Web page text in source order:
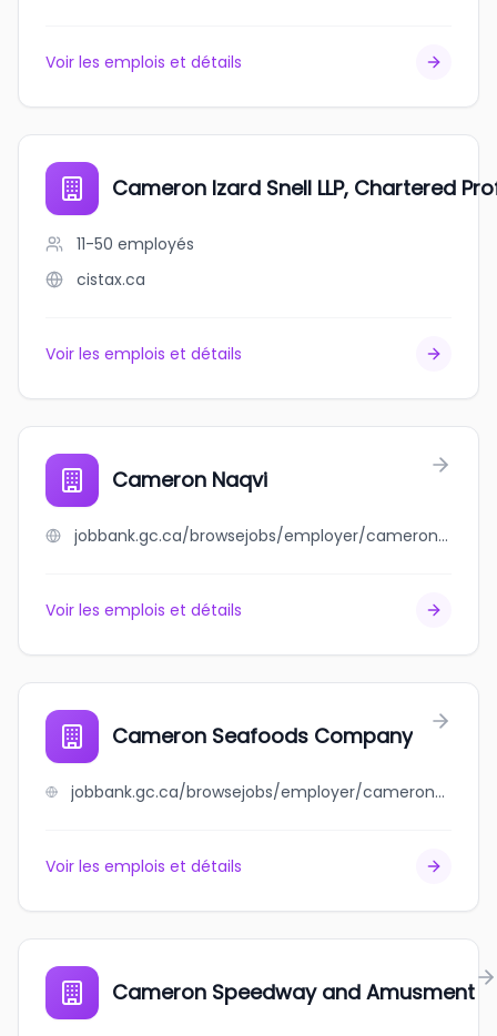
Voir les emplois et détails
Cameron Izard Snell LLP, Chartered
11-50 employés
cistax.ca
Voir les emplois et détails
Cameron Naqvi
jobbank.gc.ca/browsejobs/employer/cameron+naqvi/ca
Voir les emplois et détails
Cameron Seafoods Company
jobbank.gc.ca/browsejobs/employer/cameron+seafoods+company/ca
Voir les emplois et détails
Cameron Speedway and Amusment